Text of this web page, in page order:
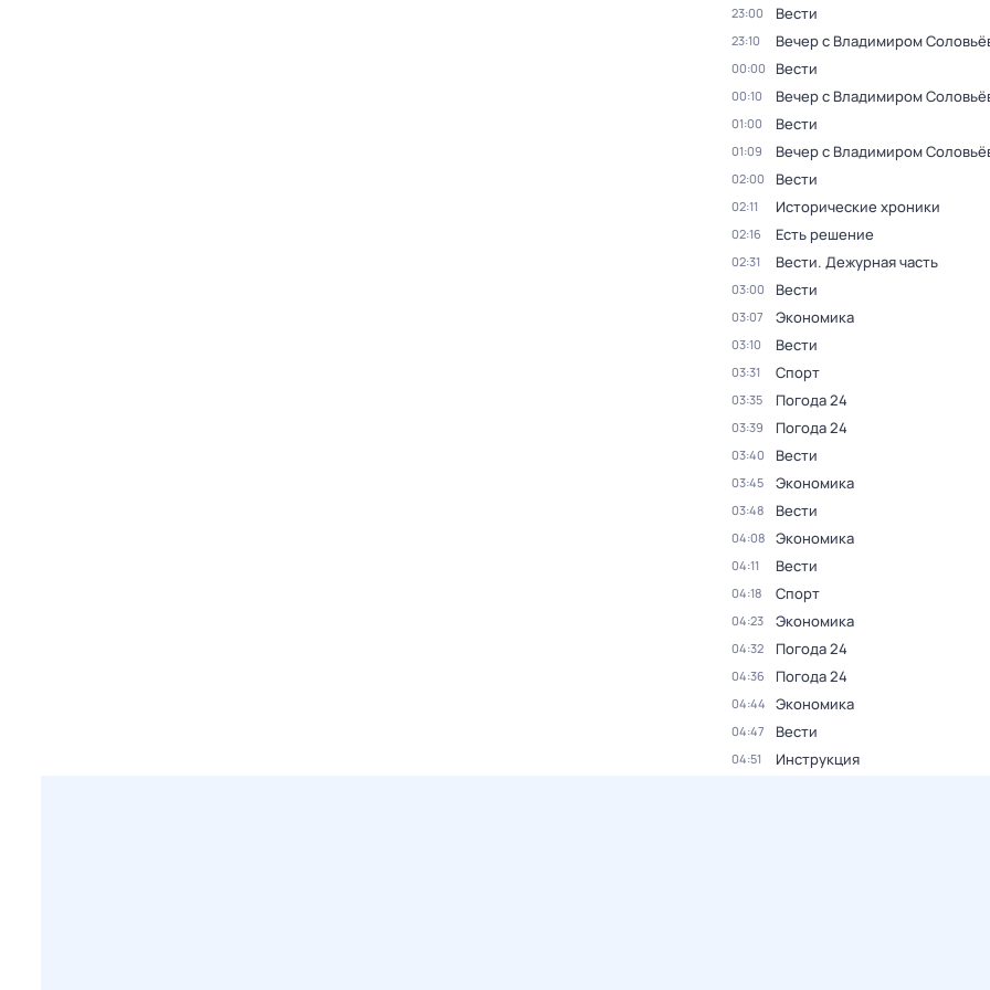
23:00 Вести
23:10 Вечер с Владимиром
00:00 Вести
00:10 Вечер с Владимиром
01:00 Вести
01:09 Вечер с Владимиром
02:00 Вести
02:11 Исторические хроники
02:16 Есть решение
02:31 Вести. Дежурная часть
03:00 Вести
03:07 Экономика
03:10 Вести
03:31 Спорт
03:35 Погода 24
03:39 Погода 24
03:40 Вести
03:45 Экономика
03:48 Вести
04:08 Экономика
04:11 Вести
04:18 Спорт
04:23 Экономика
04:32 Погода 24
04:36 Погода 24
04:44 Экономика
04:47 Вести
04:51 Инструкция